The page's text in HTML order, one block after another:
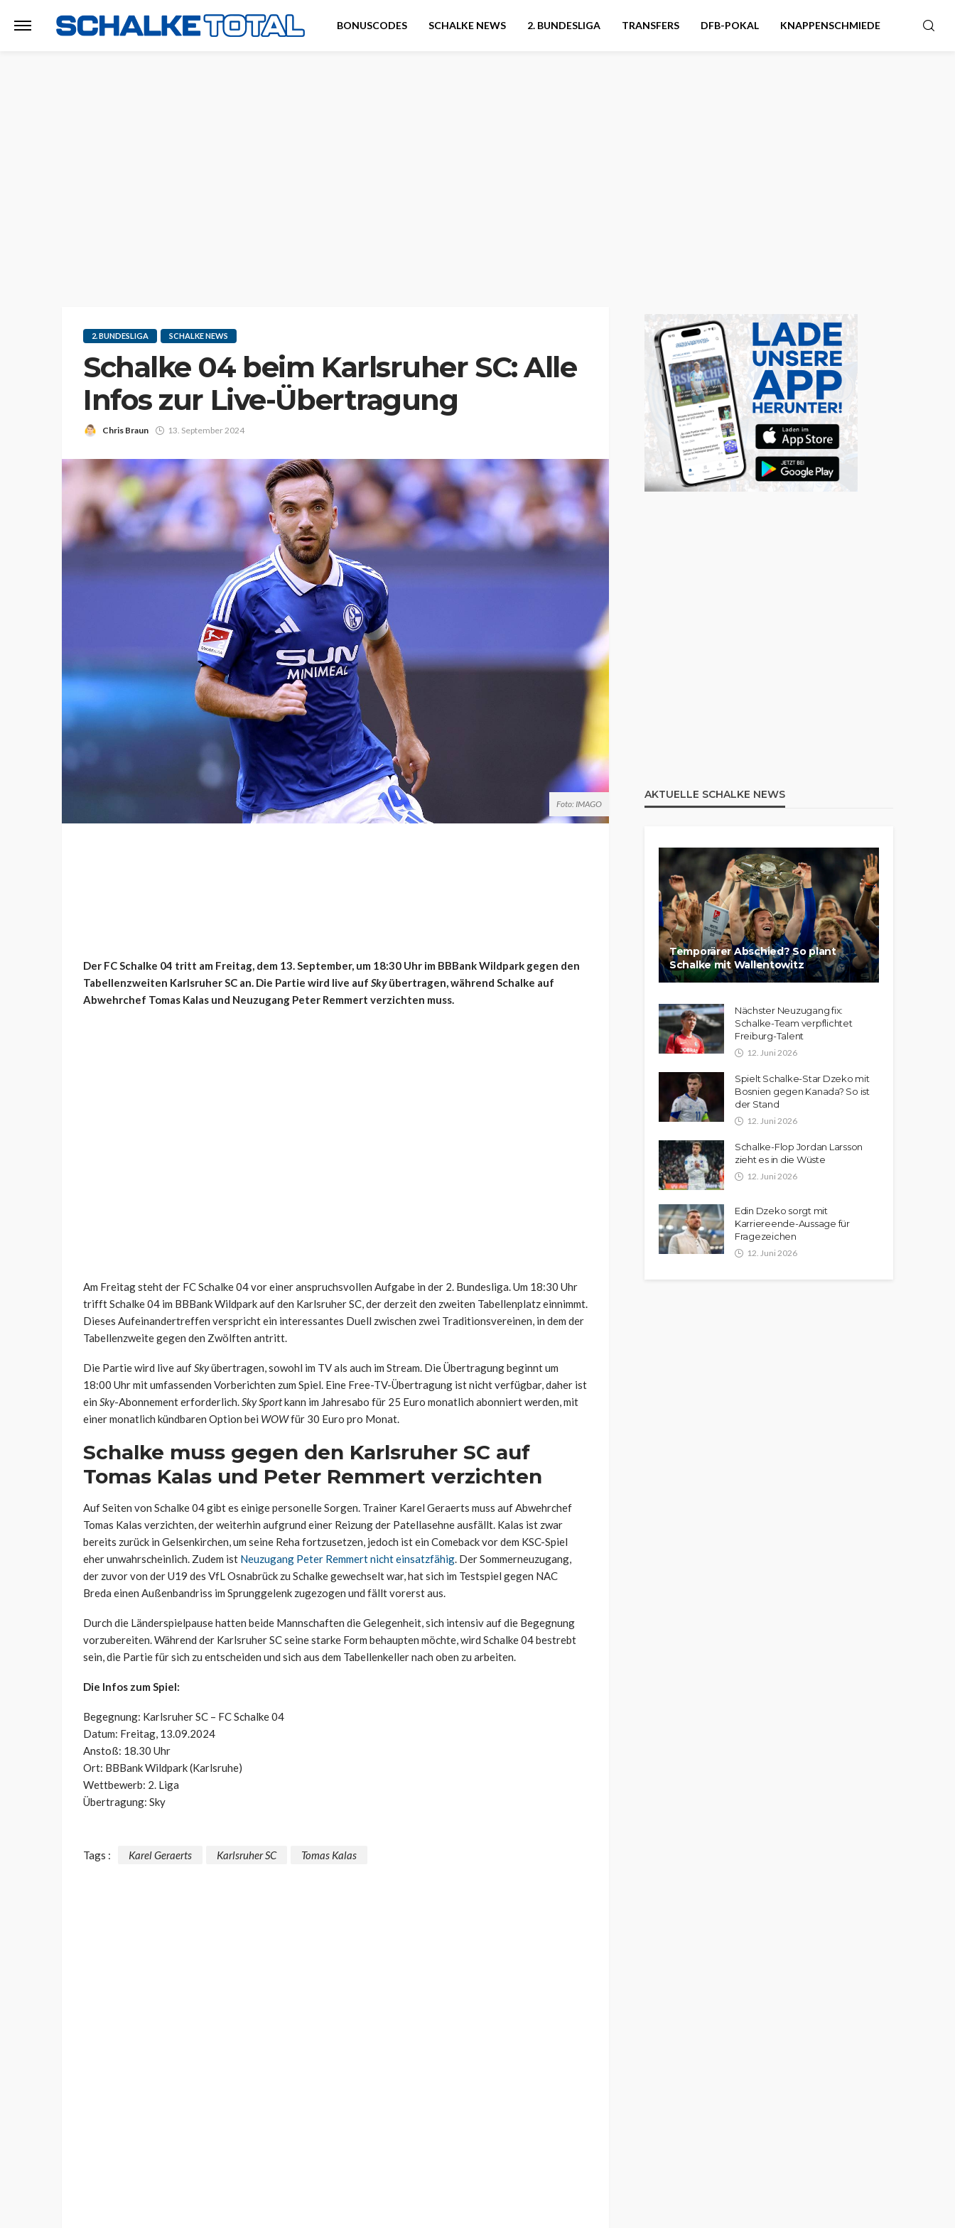
BONUSCODES SCHALKE NEWS 2. BUNDESLIGA TRANSFERS DFB-POKAL KNAPPENSCHMIEDE
2. BUNDESLIGA SCHALKE NEWS
Schalke 04 beim Karlsruher SC: Alle
Infos zur Live-Übertragung
Chris Braun 13. September 2024
Foto: IMAGO
Der FC Schalke 04 tritt am Freitag, dem 13. September, um 18:30 Uhr im BBBank Wildpark gegen den
Tabellenzweiten Karlsruher SC an. Die Partie wird live auf Skyübertragen, während Schalke auf
Abwehrchef Tomas Kalas und Neuzugang Peter Remmert verzichten muss.
Am Freitag steht der FC Schalke 04 vor einer anspruchsvollen Aufgabe in der 2. Bundesliga. Um 18:30 Uhr
trifft Schalke 04 im BBBank Wildpark auf den Karlsruher SC, der derzeit den zweiten Tabellenplatz einnimmt.
Dieses Aufeinandertreffen verspricht ein interessantes Duell zwischen zwei Traditionsvereinen, in dem der
Tabellenzweite gegen den Zwölften antritt.
Die Partie wird live aufSkyübertragen, sowohl im TV als auch im Stream. Die Übertragung beginnt um
18:00 Uhr mit umfassenden Vorberichten zum Spiel. Eine Free-TV-Übertragung ist nicht verfügbar, daher ist
ein Sky-Abonnement erforderlich.Sky Sportkann im Jahresabo für 25 Euro monatlich abonniert werden, mit
einer monatlich kündbaren Option bei WOWfür 30 Euro pro Monat.
Schalke muss gegen den Karlsruher SC auf
Tomas Kalas und Peter Remmert verzichten
Auf Seiten von Schalke 04 gibt es einige personelle Sorgen. Trainer Karel Geraerts muss auf Abwehrchef
Tomas Kalas verzichten, der weiterhin aufgrund einer Reizung der Patellasehne ausfällt. Kalas ist zwar
bereits zurück in Gelsenkirchen, um seine Reha fortzusetzen, jedoch ist ein Comeback vor dem KSC-Spiel
eher unwahrscheinlich. Zudem ist Neuzugang Peter Remmert nicht einsatzfähig. Der Sommerneuzugang,
der zuvor von der U19 des VfL Osnabrück zu Schalke gewechselt war, hat sich im Testspiel gegen NAC
Breda einen Außenbandriss im Sprunggelenk zugezogen und fällt vorerst aus.
Durch die Länderspielpause hatten beide Mannschaften die Gelegenheit, sich intensiv auf die Begegnung
vorzubereiten. Während der Karlsruher SC seine starke Form behaupten möchte, wird Schalke 04 bestrebt
sein, die Partie für sich zu entscheiden und sich aus dem Tabellenkeller nach oben zu arbeiten.
Die Infos zum Spiel:
Begegnung: Karlsruher SC – FC Schalke 04
Datum: Freitag, 13.09.2024
Anstoß: 18.30 Uhr
Ort: BBBank Wildpark (Karlsruhe)
Wettbewerb: 2. Liga
Übertragung: Sky
Tags : Karel Geraerts Karlsruher SC Tomas Kalas
AKTUELLE SCHALKE NEWS
Temporärer Abschied? So plant
Schalke mit Wallentowitz
Nächster Neuzugang fix:
Schalke-Team verpflichtet
Freiburg-Talent
12. Juni 2026
Spielt Schalke-Star Dzeko mit
Bosnien gegen Kanada? So ist
der Stand
12. Juni 2026
Schalke-Flop Jordan Larsson
zieht es in die Wüste
12. Juni 2026
Edin Dzeko sorgt mit
Karriereende-Aussage für
Fragezeichen
12. Juni 2026